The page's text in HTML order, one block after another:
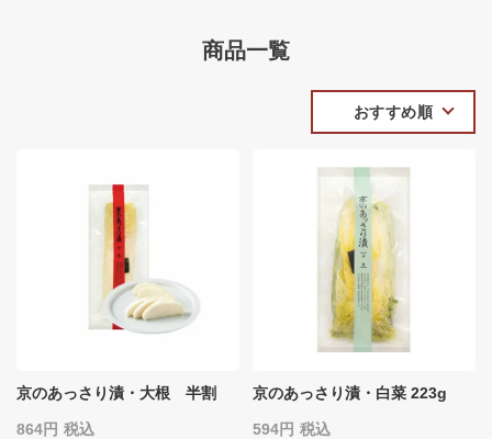
商品一覧
おすすめ順
京のあっさり漬・大根 半割
864 税込
京のあっさり漬・白菜 223g
594 税込